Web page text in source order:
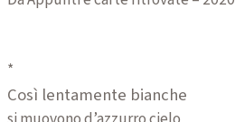
*
Così lentamente bianche